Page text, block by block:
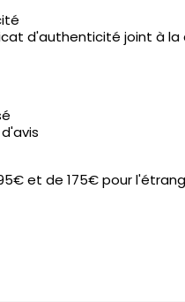
d'authenticité joint à
et de 175€ pour